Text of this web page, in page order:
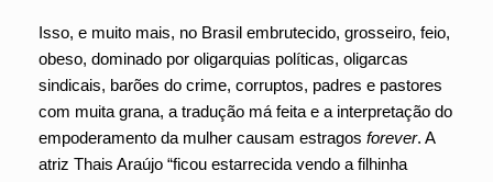
Isso, e muito mais, no Brasil embrutecido, grosseiro, feio,
obeso, dominado por oligarquias políticas, oligarcas
sindicais, barões do crime, corruptos, padres e pastores
com muita grana, a tradução má feita e a interpretação do
empoderamento da mulher causam estragos forever. A
atriz Thais Araújo “ficou estarrecida vendo a filhinha